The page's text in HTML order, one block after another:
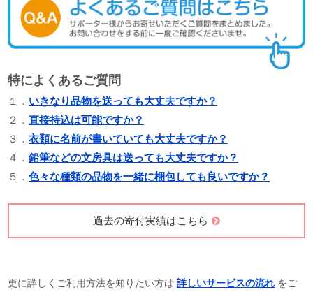
持ち込み可能なセンターはこちら
各センターの情報を見る